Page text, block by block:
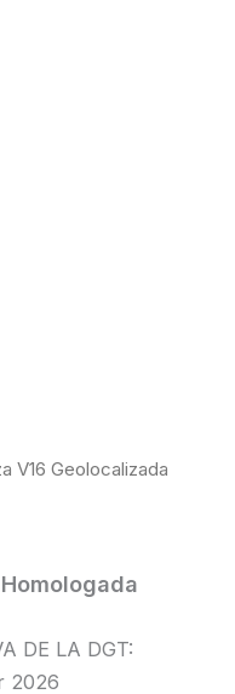
V16 Geolocalizada
DE LA DGT:
2026